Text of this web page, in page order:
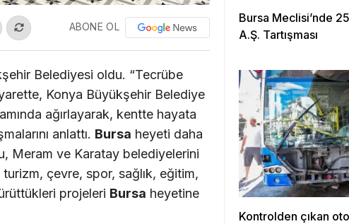
ABONE OL
Belediyesi oldu. “Tecrübe
Konya Büyükşehir Belediye
ağırlayarak, kentte hayata
anlattı. Bursa heyeti daha
Meram ve Karatay belediyelerini
çevre, spor, sağlık, eğitim,
projeleri Bursa heyetine
Bursa Meclisi’nde
A.Ş. Tartışması
Kontrolden çıkan